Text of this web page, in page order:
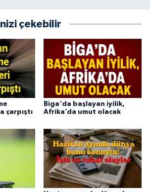
çekebilir
çarpıştı
Biga'da başlayan iyilik,
Afrika’da umut olacak